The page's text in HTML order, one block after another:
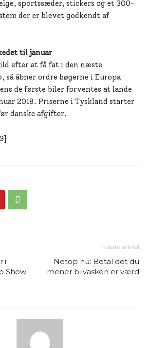
sportssæder, stickers og et 300-
der er blevet godkendt af
til januar
efter at få fat i den næste
så åbner ordre bøgerne i Europa
de første biler forventes at lande
2018. Priserne i Tyskland starter
danske afgifter.
i
Show
Næste artikel
Netop nu: Betal det du
mener bilvasken er værd